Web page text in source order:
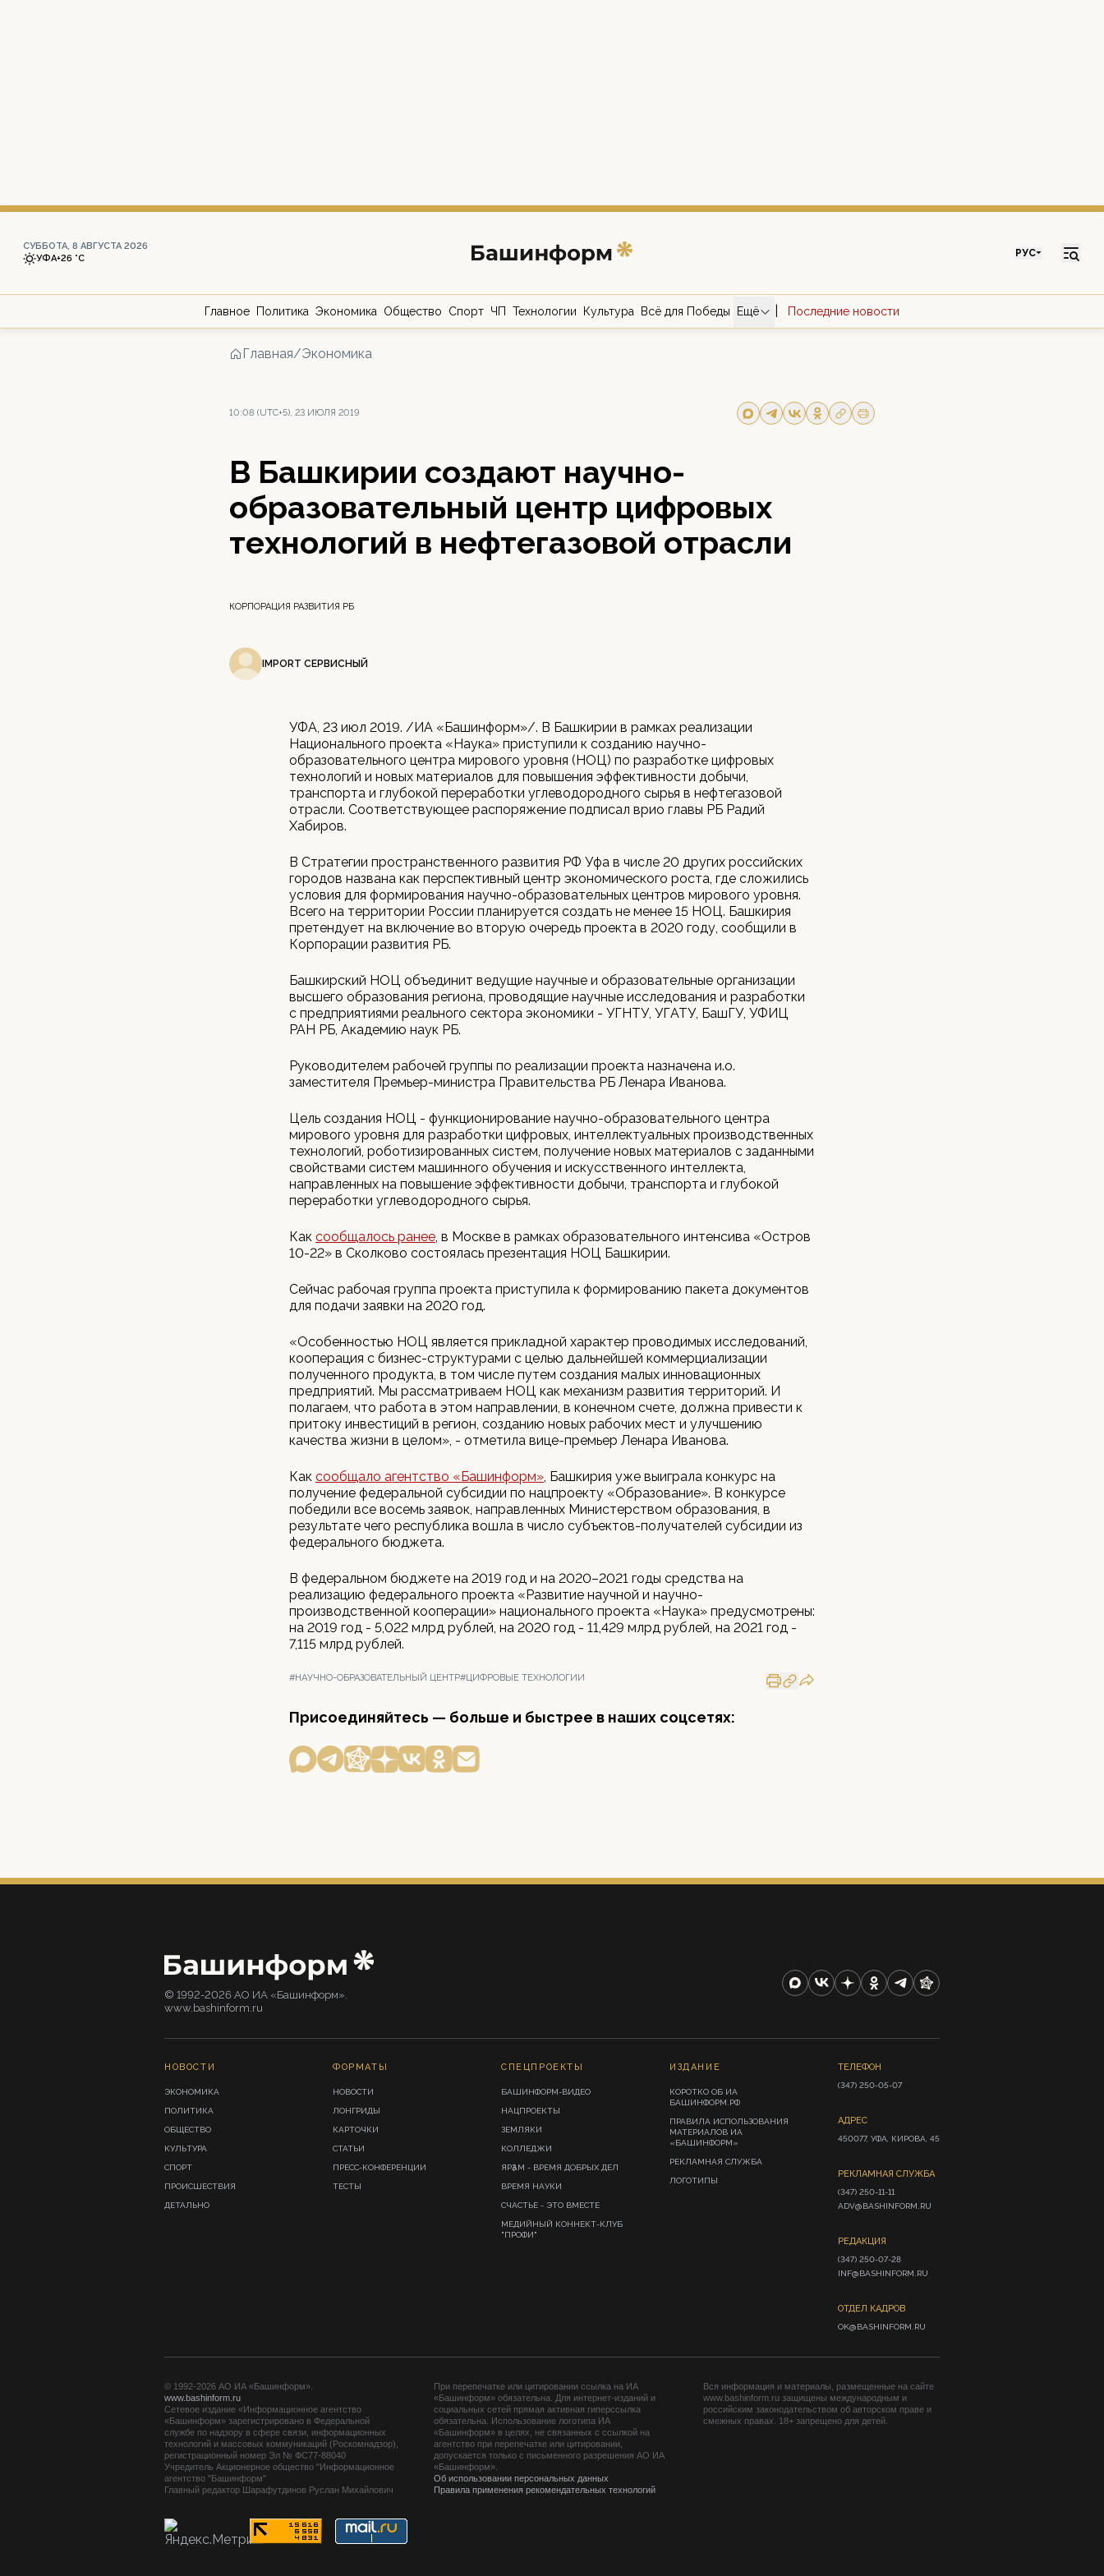
СУББОТА, 8 АВГУСТА 2026
УФА+26 °С РУС
Главное Политика Экономика Общество Спорт ЧП Технологии Культура Всё для Победы Ещё Последние новости
Главная/Экономика
10:08 (UTC+5), 23 ИЮЛЯ 2019
В Башкирии создают научно-
образовательный центр цифровых
технологий в нефтегазовой отрасли
КОРПОРАЦИЯ РАЗВИТИЯ РБ
IMPORT СЕРВИСНЫЙ
УФА, 23 июл 2019. /ИА «Башинформ»/. В Башкирии в рамках реализации
Национального проекта «Наука» приступили к созданию научно-
образовательного центра мирового уровня (НОЦ) по разработке цифровых
технологий и новых материалов для повышения эффективности добычи,
транспорта и глубокой переработки углеводородного сырья в нефтегазовой
отрасли. Соответствующее распоряжение подписал врио главы РБ Радий
Хабиров.
В Стратегии пространственного развития РФ Уфа в числе 20 других российских
городов названа как перспективный центр экономического роста, где сложились
условия для формирования научно-образовательных центров мирового уровня.
Всего на территории России планируется создать не менее 15 НОЦ. Башкирия
претендует на включение во вторую очередь проекта в 2020 году, сообщили в
Корпорации развития РБ.
Башкирский НОЦ объединит ведущие научные и образовательные организации
высшего образования региона, проводящие научные исследования и разработки
с предприятиями реального сектора экономики - УГНТУ, УГАТУ, БашГУ, УФИЦ
РАН РБ, Академию наук РБ.
Руководителем рабочей группы по реализации проекта назначена и.о.
заместителя Премьер-министра Правительства РБ Ленара Иванова.
Цель создания НОЦ - функционирование научно-образовательного центра
мирового уровня для разработки цифровых, интеллектуальных производственных
технологий, роботизированных систем, получение новых материалов с заданными
свойствами систем машинного обучения и искусственного интеллекта,
направленных на повышение эффективности добычи, транспорта и глубокой
переработки углеводородного сырья.
Как сообщалось ранее, в Москве в рамках образовательного интенсива «Остров
10-22» в Сколково состоялась презентация НОЦ Башкирии.
Сейчас рабочая группа проекта приступила к формированию пакета документов
для подачи заявки на 2020 год.
«Особенностью НОЦ является прикладной характер проводимых исследований,
кооперация с бизнес-структурами с целью дальнейшей коммерциализации
полученного продукта, в том числе путем создания малых инновационных
предприятий. Мы рассматриваем НОЦ как механизм развития территорий. И
полагаем, что работа в этом направлении, в конечном счете, должна привести к
притоку инвестиций в регион, созданию новых рабочих мест и улучшению
качества жизни в целом», - отметила вице-премьер Ленара Иванова.
Как сообщало агентство «Башинформ», Башкирия уже выиграла конкурс на
получение федеральной субсидии по нацпроекту «Образование». В конкурсе
победили все восемь заявок, направленных Министерством образования, в
результате чего республика вошла в число субъектов-получателей субсидии из
федерального бюджета.
В федеральном бюджете на 2019 год и на 2020–2021 годы средства на
реализацию федерального проекта «Развитие научной и научно-
производственной кооперации» национального проекта «Наука» предусмотрены:
на 2019 год - 5,022 млрд рублей, на 2020 год - 11,429 млрд рублей, на 2021 год -
7,115 млрд рублей.
#НАУЧНО-ОБРАЗОВАТЕЛЬНЫЙ ЦЕНТР#ЦИФРОВЫЕ ТЕХНОЛОГИИ
Присоединяйтесь — больше и быстрее в наших соцсетях:
© 1992-2026 АО ИА «Башинформ».
www.bashinform.ru
НОВОСТИ
ЭКОНОМИКА
ПОЛИТИКА
ОБЩЕСТВО
КУЛЬТУРА
СПОРТ
ПРОИСШЕСТВИЯ
ДЕТАЛЬНО
ФОРМАТЫ
НОВОСТИ
ЛОНГРИДЫ
КАРТОЧКИ
СТАТЬИ
ПРЕСС-КОНФЕРЕНЦИИ
ТЕСТЫ
СПЕЦПРОЕКТЫ
БАШИНФОРМ-ВИДЕО
НАЦПРОЕКТЫ
ЗЕМЛЯКИ
КОЛЛЕДЖИ
ЯРҘАМ - ВРЕМЯ ДОБРЫХ ДЕЛ
ВРЕМЯ НАУКИ
СЧАСТЬЕ - ЭТО ВМЕСТЕ
МЕДИЙНЫЙ КОННЕКТ-КЛУБ
"ПРОФИ"
ИЗДАНИЕ
КОРОТКО ОБ ИА
БАШИНФОРМ.РФ
ПРАВИЛА ИСПОЛЬЗОВАНИЯ
МАТЕРИАЛОВ ИА
«БАШИНФОРМ»
РЕКЛАМНАЯ СЛУЖБА
ЛОГОТИПЫ
ТЕЛЕФОН
(347) 250-05-07
АДРЕС
450077, УФА, КИРОВА, 45
РЕКЛАМНАЯ СЛУЖБА
(347) 250-11-11
ADV@BASHINFORM.RU
РЕДАКЦИЯ
(347) 250-07-28
INF@BASHINFORM.RU
ОТДЕЛ КАДРОВ
OK@BASHINFORM.RU
© 1992-2026 АО ИА «Башинформ».
www.bashinform.ru
Сетевое издание «Информационное агентство
«Башинформ» зарегистрировано в Федеральной
службе по надзору в сфере связи, информационных
технологий и массовых коммуникаций (Роскомнадзор),
регистрационный номер Эл № ФС77-88040
Учредитель Акционерное общество "Информационное
агентство "Башинформ"
Главный редактор Шарафутдинов Руслан Михайлович
При перепечатке или цитировании ссылка на ИА
«Башинформ» обязательна. Для интернет-изданий и
социальных сетей прямая активная гиперссылка
обязательна. Использование логотипа ИА
«Башинформ» в целях, не связанных с ссылкой на
агентство при перепечатке или цитировании,
допускается только с письменного разрешения АО ИА
«Башинформ».
Об использовании персональных данных
Правила применения рекомендательных технологий
Вся информация и материалы, размещенные на сайте
www.bashinform.ru защищены международным и
российским законодательством об авторском праве и
смежных правах. 18+ запрещено для детей.